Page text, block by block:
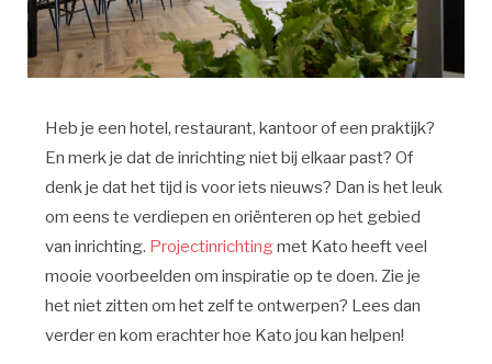
Heb je een hotel, restaurant, kantoor of een praktijk?
En merk je dat de inrichting niet bij elkaar past? Of
denk je dat het tijd is voor iets nieuws? Dan is het leuk
om eens te verdiepen en oriënteren op het gebied
van inrichting. Projectinrichtingmet Kato heeft veel
mooie voorbeelden om inspiratie op te doen. Zie je
het niet zitten om het zelf te ontwerpen? Lees dan
verder en kom erachter hoe Kato jou kan helpen!